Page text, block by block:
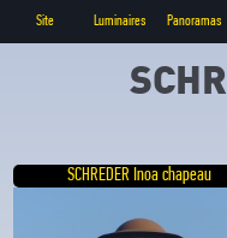
Site Luminaires Panoramas
SCHREDER Inoa chapeau